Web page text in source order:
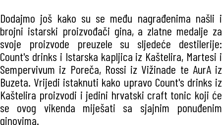
Dodajmo još kako su se među nagrađenima našli i
brojni istarski proizvođači gina, a zlatne medalje za
svoje proizvode preuzele su sljedeće destilerije:
Count's drinks i Istarska kapljica iz Kaštelira, Martesi i
Sempervivum iz Poreča, Rossi iz Vižinade te AurA iz
Buzeta. Vrijedi istaknuti kako upravo Count's drinks iz
Kaštelira proizvodi i jedini hrvatski craft tonic koji će
se ovog vikenda miješati sa sjajnim ponuđenim
ginovima.